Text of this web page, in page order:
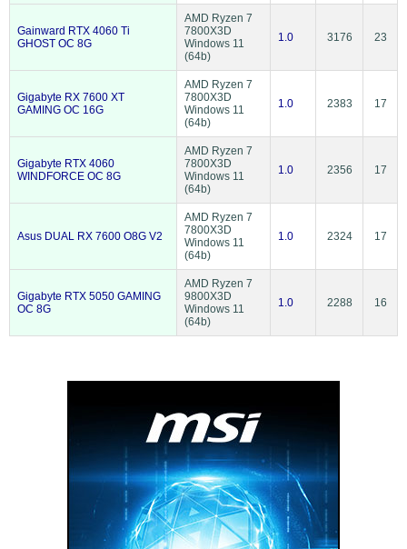
Gainward RTX 4060 Ti
GHOST OC 8G
AMD Ryzen 7
7800X3D
Windows 11
(64b)
1.0 3176 23
Gigabyte RX 7600 XT
GAMING OC 16G
AMD Ryzen 7
7800X3D
Windows 11
(64b)
1.0 2383 17
Gigabyte RTX 4060
WINDFORCE OC 8G
AMD Ryzen 7
7800X3D
Windows 11
(64b)
1.0 2356 17
Asus DUAL RX 7600 O8G V2
AMD Ryzen 7
7800X3D
Windows 11
(64b)
1.0 2324 17
Gigabyte RTX 5050 GAMING
OC 8G
AMD Ryzen 7
9800X3D
Windows 11
(64b)
1.0 2288 16